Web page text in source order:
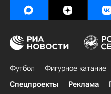
Футбол Фигурное катание
Спецпроекты
Реклама